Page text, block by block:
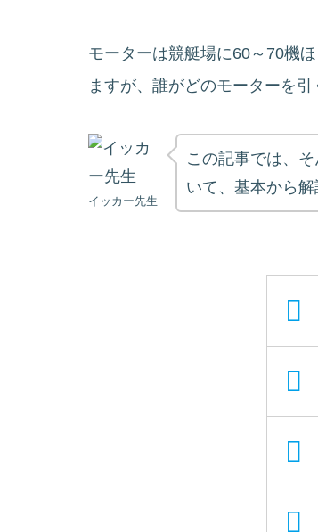
モーターは競艇場に60～70機
ますが、誰がどのモーターを引
イッカー先生
この記事では、そ
いて、基本から解